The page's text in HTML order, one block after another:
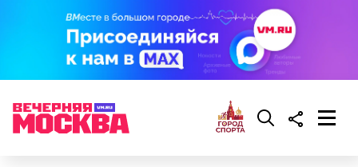
похожими на спагетти, и уложить в противень.
Дальше нужно добавить немного растительного
масла, соль, а сверху бросить хаотично
порезанную брынзу. Затем добавляются помидоры
черри или грунтовые, — рассказал шеф-повар.